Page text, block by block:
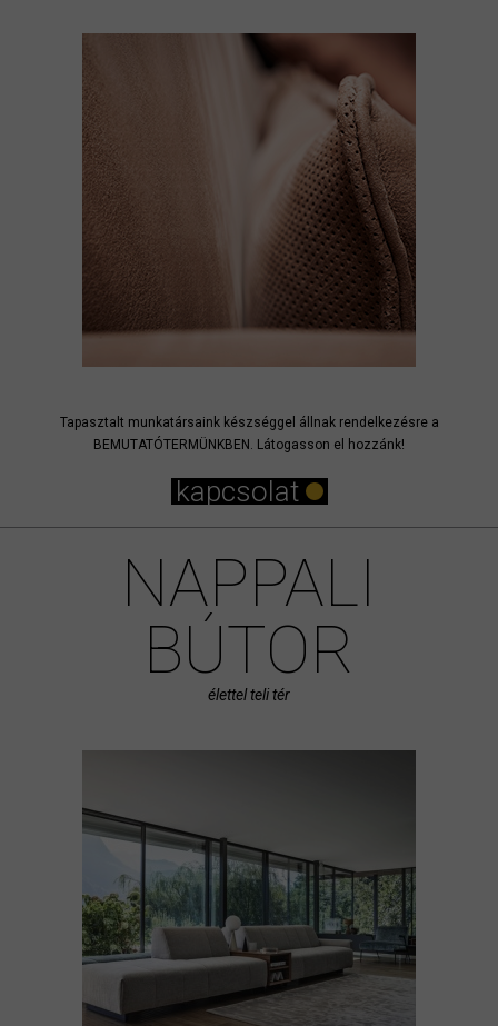
Tapasztalt munkatársaink készséggel állnak rendelkezésre a
BEMUTATÓTERMÜNKBEN. Látogasson el hozzánk!
kapcsolat
NAPPALI
BÚTOR
élettel teli tér